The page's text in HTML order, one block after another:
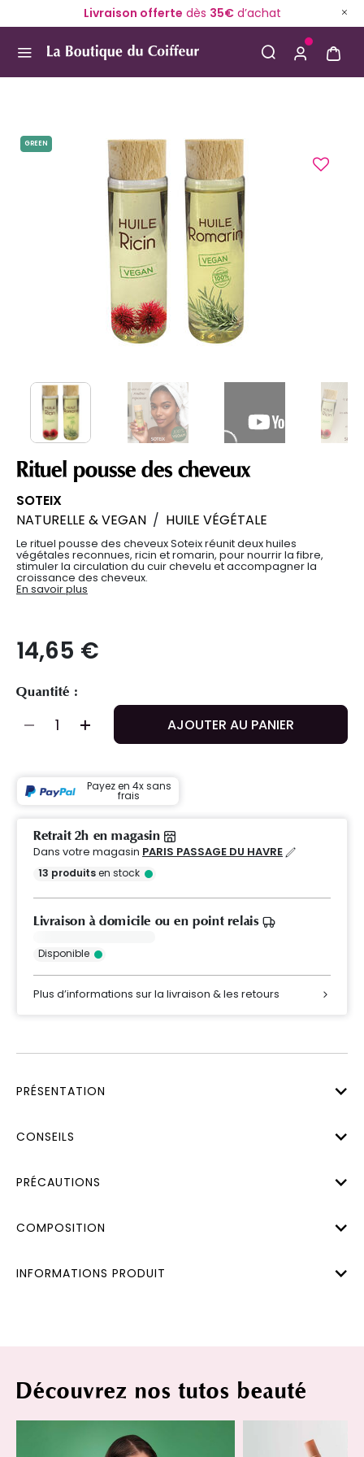
Livraison offerte dès 35€d’achat
GREEN
Rituel pousse des cheveux
SOTEIX
NATURELLE & VEGAN / HUILE VÉGÉTALE
Le rituel pousse des cheveux Soteix réunit deux huiles
végétales reconnues, ricin et romarin, pour nourrir la fibre,
stimuler la circulation du cuir chevelu et accompagner la
croissance des cheveux.
En savoir plus
14,65 €
Quantité :
AJOUTER AU PANIER
Payez en 4x sans
frais
Retrait 2h en magasin
Dans votre magasin PARIS PASSAGE DU HAVRE
13 produitsen stock
Livraison à domicile ou en point relais
Disponible
Plus d’informations sur la livraison & les retours
PRÉSENTATION
CONSEILS
PRÉCAUTIONS
COMPOSITION
INFORMATIONS PRODUIT
Découvrez nos tutos beauté